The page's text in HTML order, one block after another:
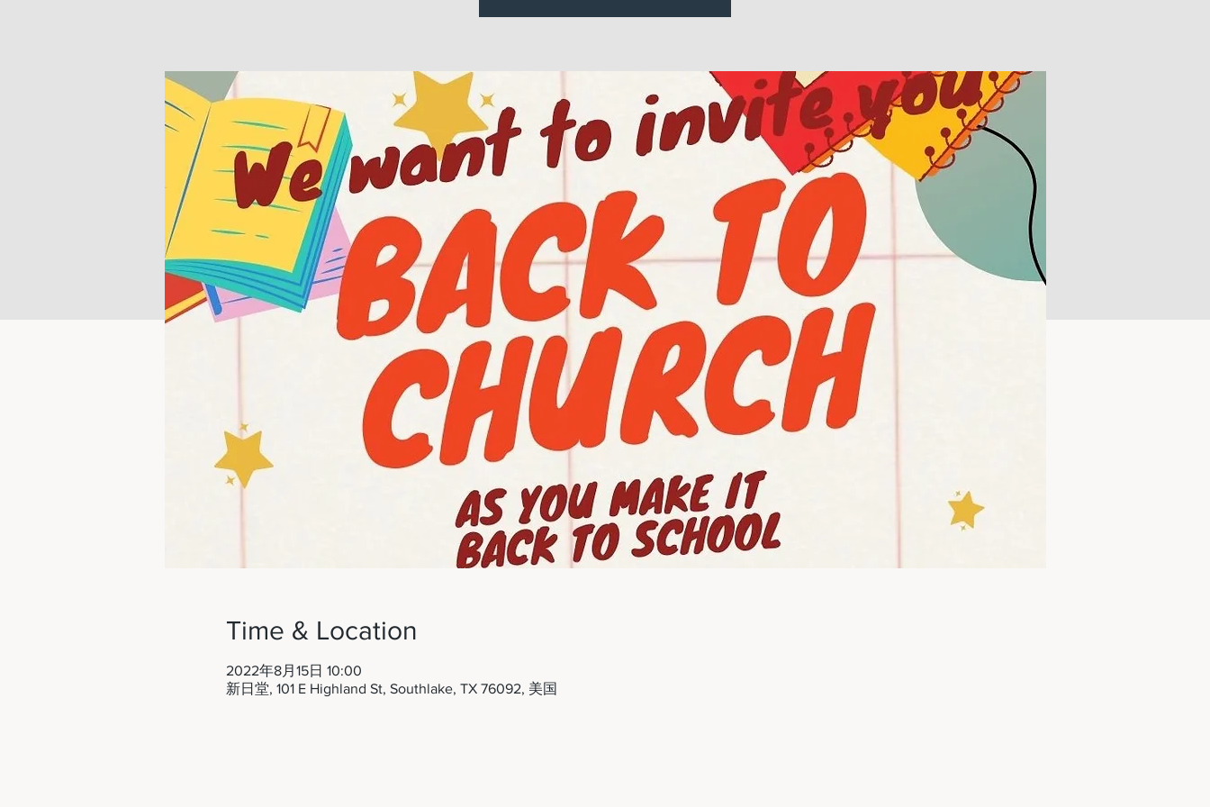
Time & Location
2022年8月15日 10:00
新日堂, 101 E Highland St, Southlake, TX 76092, 美国